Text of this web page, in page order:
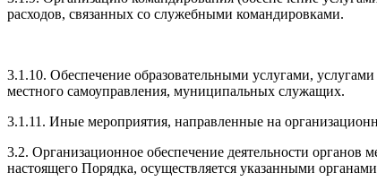
расходов, связанных со служебными командировками.
3.1.10. Обеспечение образовательными услугами,
местного самоуправления, муниципальных служащих.
3.1.11. Иные мероприятия, направленные на
3.2. Организационное обеспечение деятельности
настоящего Порядка, осуществляется указанными